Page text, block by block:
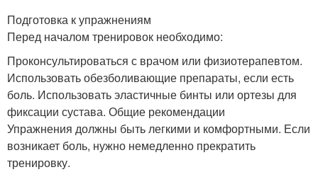
Подготовка к упражнениям
Перед началом тренировок необходимо:
Проконсультироваться с врачом или физиотерапевтом.
Использовать обезболивающие препараты, если есть
боль. Использовать эластичные бинты или ортезы для
фиксации сустава. Общие рекомендации
Упражнения должны быть легкими и комфортными. Если
возникает боль, нужно немедленно прекратить
тренировку.